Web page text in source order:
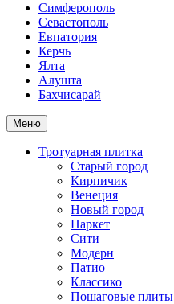
Симферополь
Севастополь
Евпатория
Керчь
Ялта
Алушта
Бахчисарай
Меню
Тротуарная плитка
Старый город
Кирпичик
Венеция
Новый город
Паркет
Сити
Модерн
Патио
Классико
Пошаговые плиты